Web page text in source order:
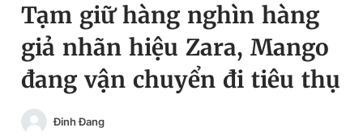
Chuyên mục
Chuyên mục khác
Chào ngày mới
Đổi mật khẩu
Tin đã lưu
Tin đã xem
Tạm giữ hàng nghìn hàng
giả nhãn hiệu Zara, Mango
đang vận chuyển đi tiêu thụ
Đinh Đang